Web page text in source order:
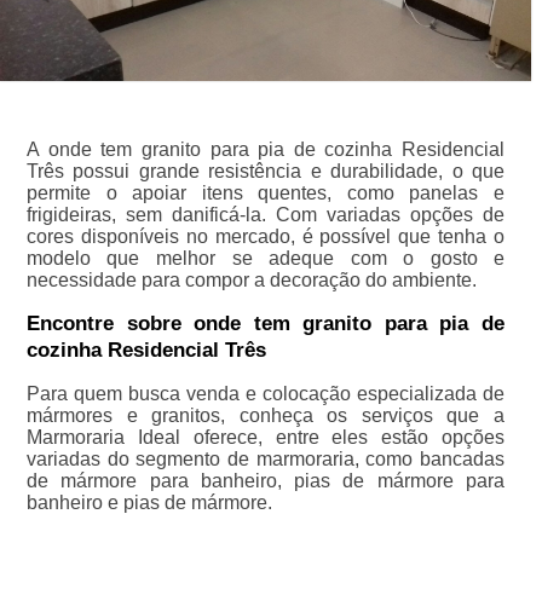
A onde tem granito para pia de cozinha Residencial
Três possui grande resistência e durabilidade, o que
permite o apoiar itens quentes, como panelas e
frigideiras, sem danificá-la. Com variadas opções de
cores disponíveis no mercado, é possível que tenha o
modelo que melhor se adeque com o gosto e
necessidade para compor a decoração do ambiente.
Encontre sobre onde tem granito para pia de
cozinha Residencial Três
Para quem busca venda e colocação especializada de
mármores e granitos, conheça os serviços que a
Marmoraria Ideal oferece, entre eles estão opções
variadas do segmento de marmoraria, como bancadas
de mármore para banheiro, pias de mármore para
banheiro e pias de mármore.